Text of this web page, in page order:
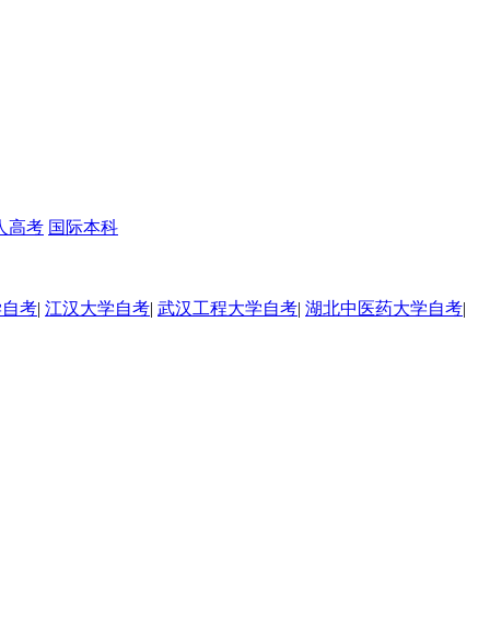
高考 国际本科
考| 江汉大学自考| 武汉工程大学自考| 湖北中医药大学自考|